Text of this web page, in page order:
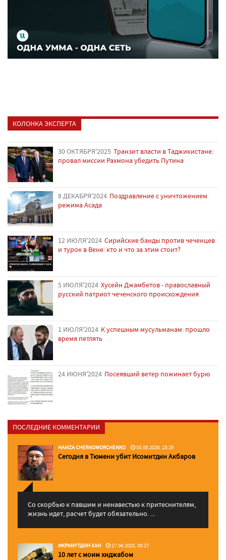
КОЛОНКА ЭКСПЕРТА
30 ОКТЯБРЯ'2025 Транзит власти в Таджикистане:
провал миссии Рахмона убедить Путина
8 ДЕКАБРЯ'2024 Поздравление с уничтожением
режима Асада
12 ИЮЛЯ'2024 Сирийские банды против чеченцев
и турок в Вене: кто и что за этим стоит?
5 ИЮЛЯ'2024 Хусейн Джамбетов - православный
русский патриот чеченского происхождения
1 ИЮЛЯ'2024 К успешным мусульманам: прошло
время петлять
24 ИЮНЯ'2024 Посеявший ветер пожинает бурю
ПОСЛЕДНИЕ КОММЕНТАРИИ
HAMZA CHERNOMORCHENKO 03.06.2026, 23:29
Сегодня в Тюмени убит Исомитдин Акбаров
Со скорбью к павшим и ненавестью к притеснителям,
жизнь идет, расчет будет обязательно. ...
ИКРАМУТДИН ХАН 17.04.2025, 00:27
10 лет с моим хиджабом